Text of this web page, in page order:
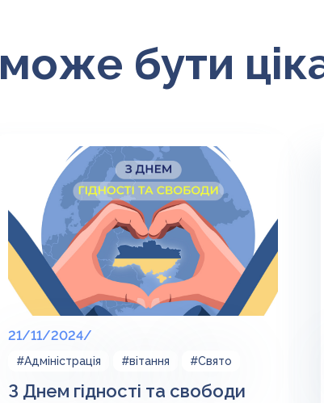
бути
21/11/2024/
#Адміністрація #вітання #Свято
З Днем гідності та свободи